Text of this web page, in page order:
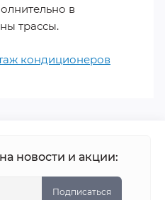
в
трассы.
кондиционеров
новости и акции:
Подписаться